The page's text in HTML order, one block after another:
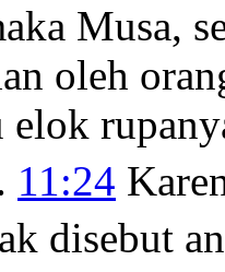
Musa,
oleh
elok
11:24
disebut